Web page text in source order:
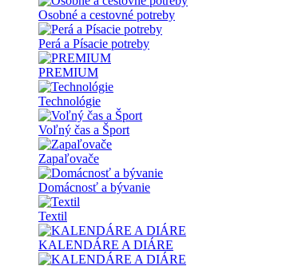
Osobné a cestovné potreby
Perá a Písacie potreby
PREMIUM
Technológie
Voľný čas a Šport
Zapaľovače
Domácnosť a bývanie
Textil
KALENDÁRE A DIÁRE